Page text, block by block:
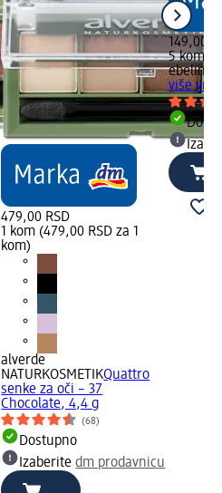
479,00 RSD
1 kom (479,00 RSD za 1
kom)
alverde
NATURKOSMETIKQuattro
senke za oči – 37
Chocolate, 4,4 g
(68)
Dostupno
Izaberitedm prodavnicu
149,00
5 kom
ebelin
više